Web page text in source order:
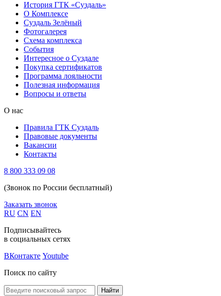
История ГТК «Суздаль»
О Комплексе
Суздаль Зелёный
Фотогалерея
Схема комплекса
Cобытия
Интересное о Суздале
Покупка сертификатов
Программа лояльности
Полезная информация
Вопросы и ответы
О нас
Правила ГТК Суздаль
Правовые документы
Вакансии
Контакты
8 800 333 09 08
(Звонок по России бесплатный)
Заказать звонок
RU CN EN
Подписывайтесь
в социальных сетях
ВКонтакте Youtube
Поиск по сайту
Найти